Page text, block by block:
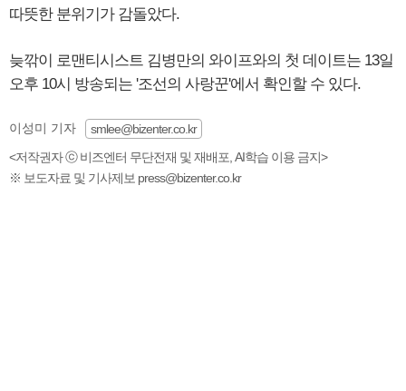
따뜻한 분위기가 감돌았다.
늦깎이 로맨티시스트 김병만의 와이프와의 첫 데이트는 13일
오후 10시 방송되는 '조선의 사랑꾼'에서 확인할 수 있다.
이성미 기자
smlee@bizenter.co.kr
<저작권자 ⓒ 비즈엔터 무단전재 및 재배포, AI학습 이용 금지>
※ 보도자료 및 기사제보 press@bizenter.co.kr